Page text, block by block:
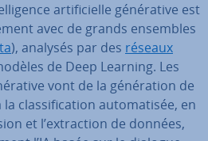
ar­ti­fi­cielle gé­né­ra­tive est
avec de grands ensembles
), analysés par des réseaux
de Deep Learning. Les
vont de la gé­né­ra­tion de
la clas­si­fi­ca­tion au­to­ma­ti­sée, en
et l’ex­trac­tion de données,